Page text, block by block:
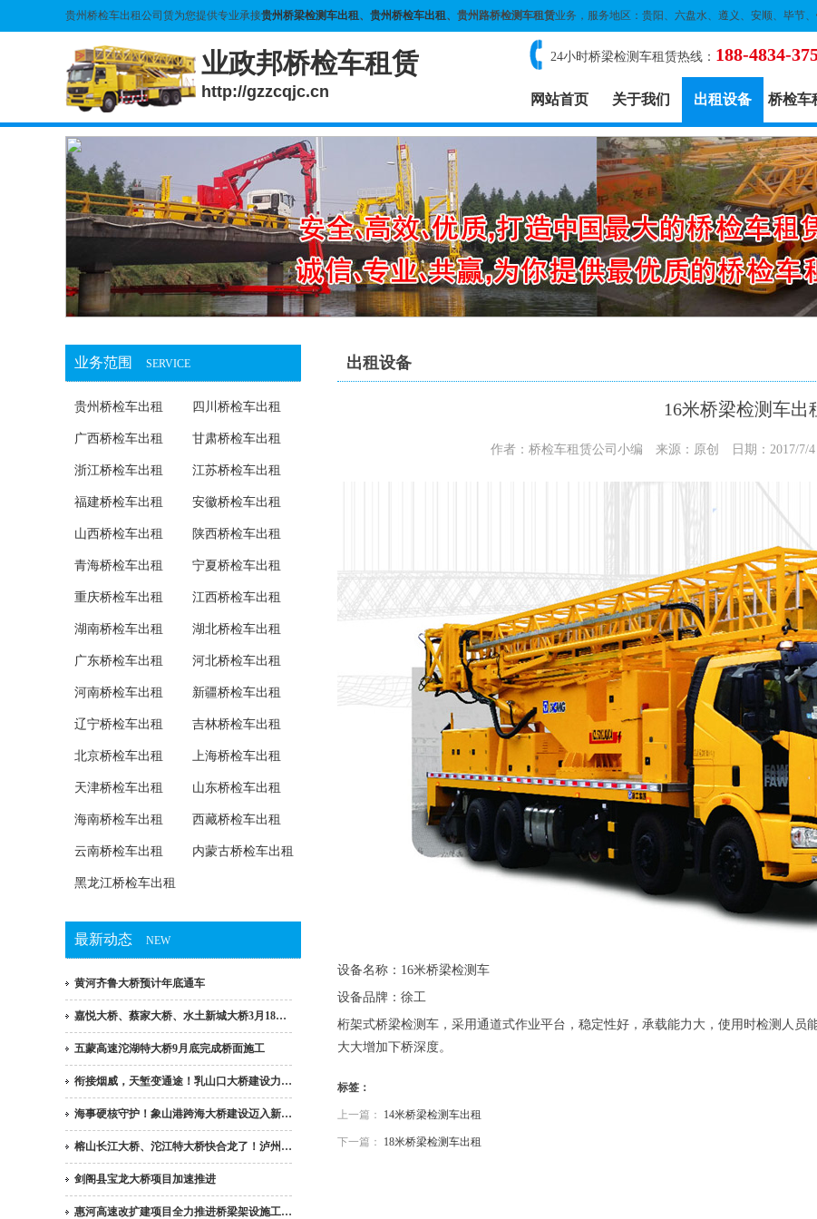
贵州桥检车出租公司赁为您提供专业承接贵州桥梁检测车出租、 贵州桥检车出租、贵州路桥检测车租赁业务，服务地区：贵阳、六盘水、遵义、安顺、毕节
业政邦桥检车租赁
http://gzzcqjc.cn
24小时桥梁检测车租赁热线： 188-4834-
网站首页 关于我们 出租设备 桥检车
业务范围 SERVICE
贵州桥检车出租 四川桥检车出租
广西桥检车出租 甘肃桥检车出租
浙江桥检车出租 江苏桥检车出租
福建桥检车出租 安徽桥检车出租
山西桥检车出租 陕西桥检车出租
青海桥检车出租 宁夏桥检车出租
重庆桥检车出租 江西桥检车出租
湖南桥检车出租 湖北桥检车出租
广东桥检车出租 河北桥检车出租
河南桥检车出租 新疆桥检车出租
辽宁桥检车出租 吉林桥检车出租
北京桥检车出租 上海桥检车出租
天津桥检车出租 山东桥检车出租
海南桥检车出租 西藏桥检车出租
云南桥检车出租 内蒙古桥检车出租
黑龙江桥检车出租
最新动态 NEW
黄河齐鲁大桥预计年底通车
嘉悦大桥、蔡家大桥、水土新城大桥3月18…
五蒙高速沱湖特大桥9月底完成桥面施工
衔接烟威，天堑变通途！乳山口大桥建设力…
海事硬核守护！象山港跨海大桥建设迈入新…
榕山长江大桥、沱江特大桥快合龙了！泸州…
剑阁县宝龙大桥项目加速推进
惠河高速改扩建项目全力推进桥梁架设施工…
出租设备
16米桥梁检测车出
作者：桥检车租赁公司小编 来源：原创 日期：2017/7/4
设备名称：16米桥梁检测车
设备品牌：徐工
桁架式桥梁检测车，采用通道式作业平台，稳定性好，承载能力大，使用时检测人员
大大增加下桥深度。
标签：
上一篇： 14米桥梁检测车出租
下一篇： 18米桥梁检测车出租